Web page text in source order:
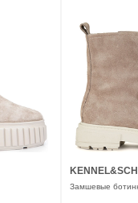
Замшевые